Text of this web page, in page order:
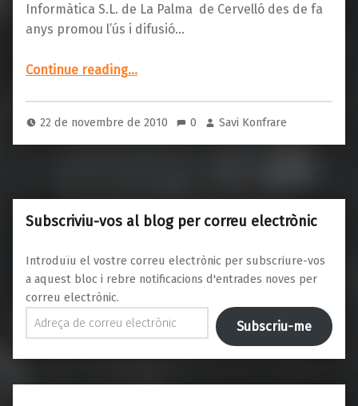
Informàtica S.L. de La Palma de Cervelló des de fa
anys promou l’ús i difusió…
Continue reading“Comparativa de preus programari lliure versus programari privatiu”
…
22 de novembre de 2010 0 Savi Konfrare
Subscriviu-vos al blog per correu electrònic
Introduïu el vostre correu electrònic per subscriure-vos
a aquest bloc i rebre notificacions d'entrades noves per
correu electrònic.
Adreça de correu electrònic
Subscriu-me